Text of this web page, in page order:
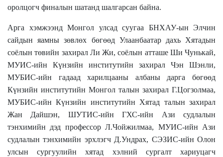
оролцогч финалын шатанд шалгарсан байна.
Арга хэмжээнд Монгол улсад суугаа БНХАУ-ын Элчин
сайдын яамны зөвлөх бөгөөд Улаанбаатар дахь Хятадын
соёлын төвийн захирал Ли Жи, соёлын атташе Ши Чунькай,
МУИС-ийн Күнзийн институтийн захирал Чэн Шэнли,
МУБИС-ийн гадаад харилцааны албаны дарга бөгөөд
Күнзийн институтийн Монгол талын захирал Г.Цогзолмаа,
МУБИС-ийн Күнзийн институтийн Хятад талын захирал
Жан Дайшэн, ШУТИС-ийн ГХС-ийн Ази судлалын
тэнхимийн дэд профессор Л.Чойжилмаа, МУИС-ийн Ази
судлалын тэнхимийн эрхлэгч Д.Ундрах, СЭЗИС-ийн Олон
улсын сургуулийн хятад хэлний сургалт хариуцагч